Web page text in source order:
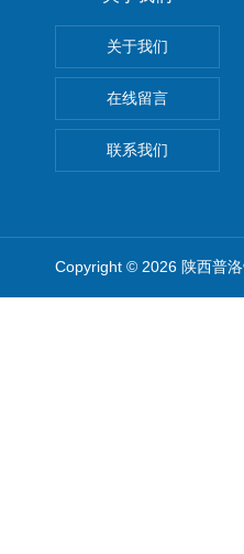
关于我们
在线留言
联系我们
Copyright © 2026 陕西普